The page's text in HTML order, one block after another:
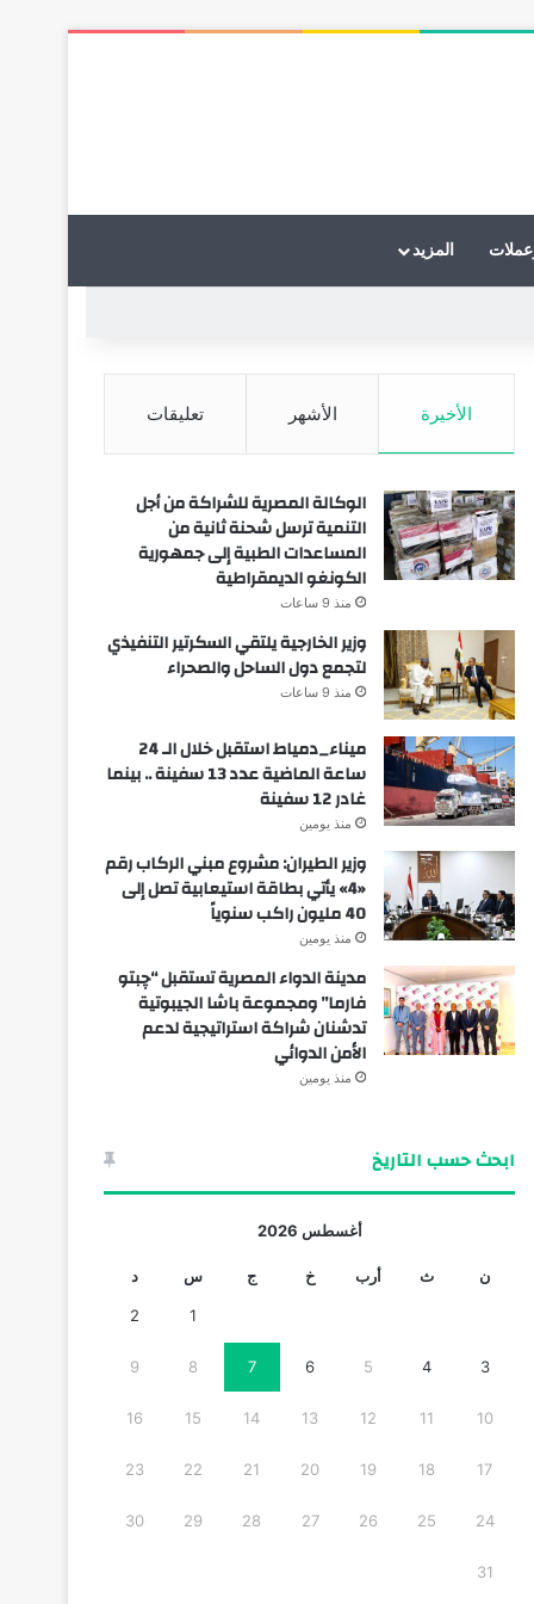
المزيد
الأخيرة الأشهر تعليقات
الوكالة المصرية للشراكة من أجل
التنمية ترسل شحنة ثانية من
المساعدات الطبية إلى جمهورية
الكونغو الديمقراطية
منذ 9 ساعات
وزير الخارجية يلتقي السكرتير التنفيذي
لتجمع دول الساحل والصحراء
منذ 9 ساعات
ميناء_دمياط استقبل خلال الـ 24
ساعة الماضية عدد 13 سفينة .. بينما
غادر 12 سفينة
منذ يومين
وزير الطيران: مشروع مبني الركاب رقم
«4» يأتي بطاقة استيعابية تصل إلى
40 مليون راكب سنوياً
منذ يومين
مدينة الدواء المصرية تستقبل “چبتو
فارما” ومجموعة باشا الجيبوتية
تدشنان شراكة استراتيجية لدعم
الأمن الدوائي
منذ يومين
ابحث حسب التاريخ
أغسطس 2026
ن ث أرب خ ج س د
1
2
3
4
5
6
7
8
9
10
11
12
13
14
15
16
17
18
19
20
21
22
23
24
25
26
27
28
29
30
31